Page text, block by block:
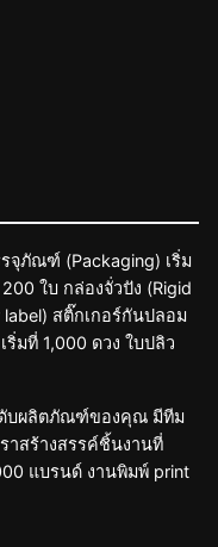
จุภัณฑ์ (Packaging) เริ่ม
ใบ กล่องจั่วปัง (Rigid
สติ๊กเกอร์กันปลอม
มที่ 1,000 ดวง ใบปลิว
ดับผลิตภัณฑ์ของคุณ มีทีม
าสร้างสรรค์ชิ้นงานที่
แบรนด์ งานพิมพ์ print